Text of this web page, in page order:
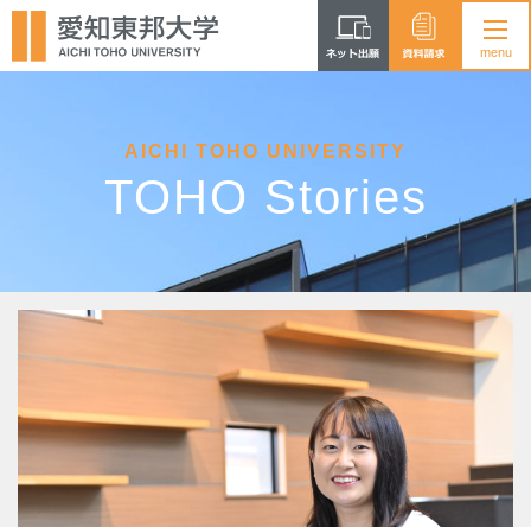
AICHI TOHO UNIVERSITY
TOHO Stories